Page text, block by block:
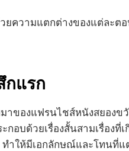
ยความแตกต่างของแต่ละต
กแรก
าของแฟรนไชส์หนังสยอง
กอบด้วยเรื่องสั้นสามเรื่อง
ำให้มีเอกลักษณ์และโทนที่